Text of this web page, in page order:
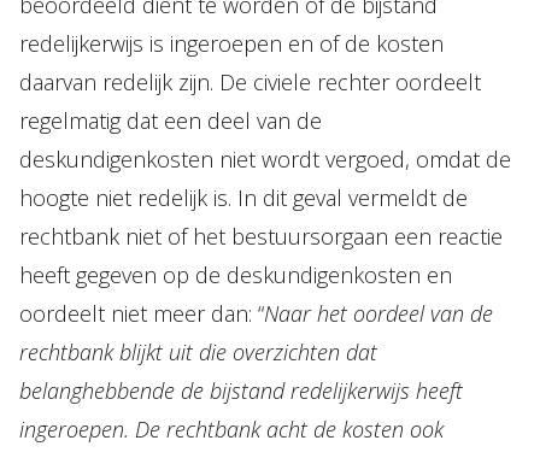
redelijkerwijs is ingeroepen en of de kosten
daarvan redelijk zijn. De civiele rechter oordeelt
regelmatig dat een deel van de
deskundigenkosten niet wordt vergoed, omdat de
hoogte niet redelijk is. In dit geval vermeldt de
rechtbank niet of het bestuursorgaan een reactie
heeft gegeven op de deskundigenkosten en
oordeelt niet meer dan: “Naar het oordeel van de
rechtbank blijkt uit die overzichten dat
belanghebbende de bijstand redelijkerwijs heeft
ingeroepen. De rechtbank acht de kosten ook